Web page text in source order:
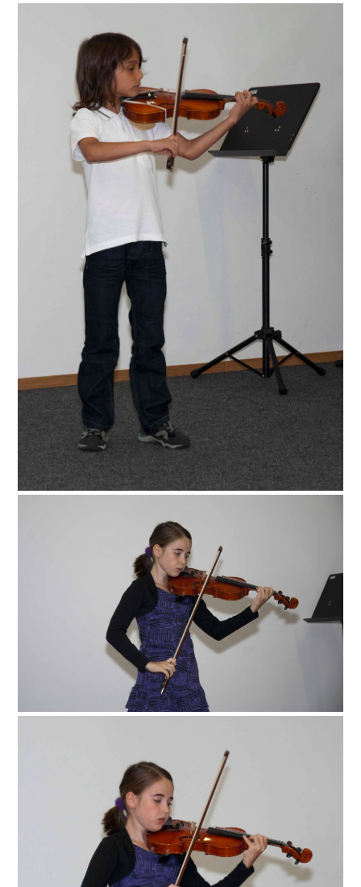
sind herzlich willkommen.Alle Musikfreunde, langjährige
Zuhörende und Interessierte sind herzlich eingeladen, diesen
besonderen Jubiläumsabend mit dem JKO zu feiern und
gemeinsam in den ergreifenden Klang von Streichern und
Harfe einzutauchen.
Vorhang auf!
…für unsere Online-Instrumentenvorstellung! Im Nachgang
unserer bekannten Informationsveranstaltung “Tag der
Instrumente” können Sie sich einen Eindruck zu unseren
Fächern und Instrumenten verschaffen. Unser Kollegium ist in
aufgenommen. Über nachfolgenden Link gelangen Sie zur
Playlist in unserem YouTube-Kanal… Tag der Instrumente –
online Klicken Sie sich nach Belieben durch die verschiedenen
Videos. Für ein persönliches Beratungsgespräch mit einem
Fachlehrer, kontaktieren Sie uns bitte per Mail (info@lauffen-
musikschule.de) oder Telefon (07133-4894). Wir freuen uns
auf Ihre Anfragen! Falls Sie direkt ein bestimmtes
Fach/Instrument “ansteuern” möchten, so können Sie dies
über nachfolgende Links tun. Tasteninstrumente / Schlagzeug
Klavier – Keyboard – Akkordeon – Schlagzeug
Streichinstrumente Geige – Suzuki-Violine – Bratsche –
Cellissimo-Kids – Kontrabass Zupfinstrumente Gitarre – Jazz-
Gitarre – E-Gitarre – Lateinamerikanische Gitarre
Blasinstrumente Blockflöte – Querflöte – Klarinette –
Saxophon – Trompete – Waldhorn – Euphonium – Posaune
Frühförderung (EMP) / Theorie-Komposition / Ensembles
Musikinsel, Musikalische Frühförderung & Musikwerkstatt –
Musiktheorie & Komposition – Orchester & Streicherklasse
Darüber hinaus haben einige Kolleginnen und Kollegen ein
Musikschullied als Audio-File aufgenommen, worüber man
dem Klang der Instrumente unabhängig vom Bild lauschen
Geige Gesang mit Klavierbegleitung Gitarre Keyboard
Klarinette mit Klavierbegleitung Klarinette Klavier Querflöte
Saxophon Sopranblockflöte mit Klavierbegleitung
Tenorblockflöte mit Klavierbegleitung Trompete Vibraphon